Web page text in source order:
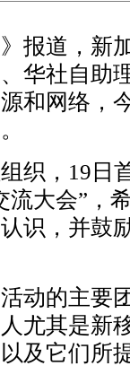
道，新
华社自助
和网络，
，19日
流大会”，
识，并鼓
的主要
尤其是新
及它们所